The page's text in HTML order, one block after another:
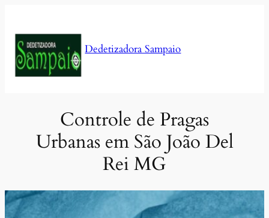
conteúdo
Dedetizadora Sampaio
Controle de Pragas
Urbanas em São João Del
Rei MG